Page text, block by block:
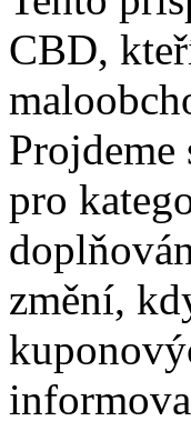
CBD,
pro
změní,